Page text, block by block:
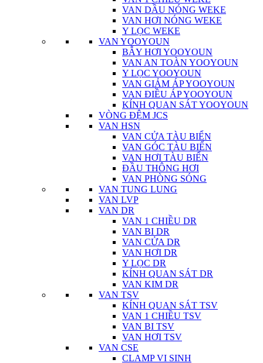
VAN DẦU NÓNG WEKE
VAN HƠI NÓNG WEKE
Y LỌC WEKE
VAN YOOYOUN
BẪY HƠI YOOYOUN
VAN AN TOÀN YOOYOUN
Y LỌC YOOYOUN
VAN GIẢM ÁP YOOYOUN
VAN ĐIỀU ÁP YOOYOUN
KÍNH QUAN SÁT YOOYOUN
VÒNG ĐỆM JCS
VAN HSN
VAN CỬA TÀU BIỂN
VAN GÓC TÀU BIỂN
VAN HƠI TÀU BIỂN
ĐẦU THÔNG HƠI
VAN PHÒNG SÓNG
VAN TUNG LUNG
VAN LVP
VAN DR
VAN 1 CHIỀU DR
VAN BI DR
VAN CỬA DR
VAN HƠI DR
Y LỌC DR
KÍNH QUAN SÁT DR
VAN KIM DR
VAN TSV
KÍNH QUAN SÁT TSV
VAN 1 CHIỀU TSV
VAN BI TSV
VAN HƠI TSV
VAN CSE
CLAMP VI SINH